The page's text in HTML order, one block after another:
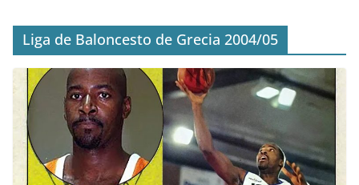
Liga de Baloncesto de Grecia 2004/05